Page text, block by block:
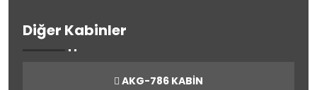
Diğer Kabinler
AKG-786 KABİN